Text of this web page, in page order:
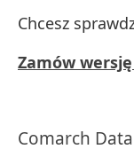
Chcesz
Zamów
Comarch